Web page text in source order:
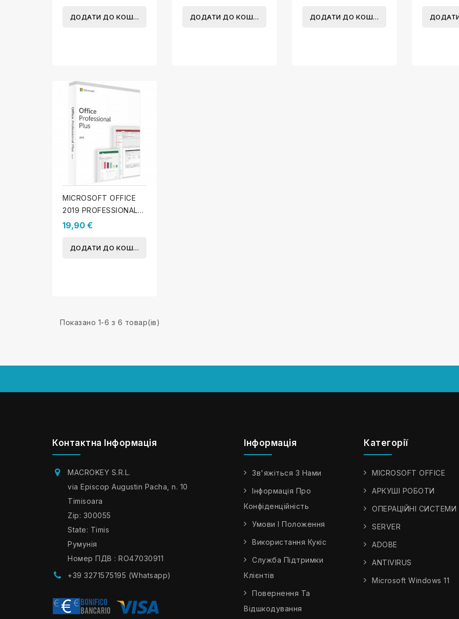
ДОДАТИ ДО КОШИКА
2019 ДЛЯ ДОМУ І...
ДОДАТИ ДО КОШИКА ДОДАТИ ДО КОШИКА
MICROSOFT OFFICE
2019 PROFESSIONAL
PLUS (WINDOWS)
19,90 €
ДОДАТИ ДО КОШИКА
Показано 1-6 з 6 товар(ів)
Контактна Інформація
MACROKEY S.R.L.
via Episcop Augustin Pacha, n. 10
Timisoara
Zip: 300055
State: Timis
Румунія
Номер ПДВ : RO47030911
+39 3271575195 (Whatsapp)
Інформація
Зв'яжіться З Нами
Інформація Про
Конфіденційність
Умови І Положення
Використання Кукіс
Служба Підтримки
Клієнтів
Повернення Та
Відшкодування
Категорії
MICROSOFT OFFICE
АРКУШІ РОБОТИ
ОПЕРАЦІЙНІ СИСТЕМИ
SERVER
ADOBE
ANTIVIRUS
Microsoft Windows 11